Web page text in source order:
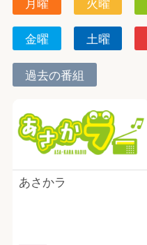
金曜 土曜
過去の番組
あさかラ